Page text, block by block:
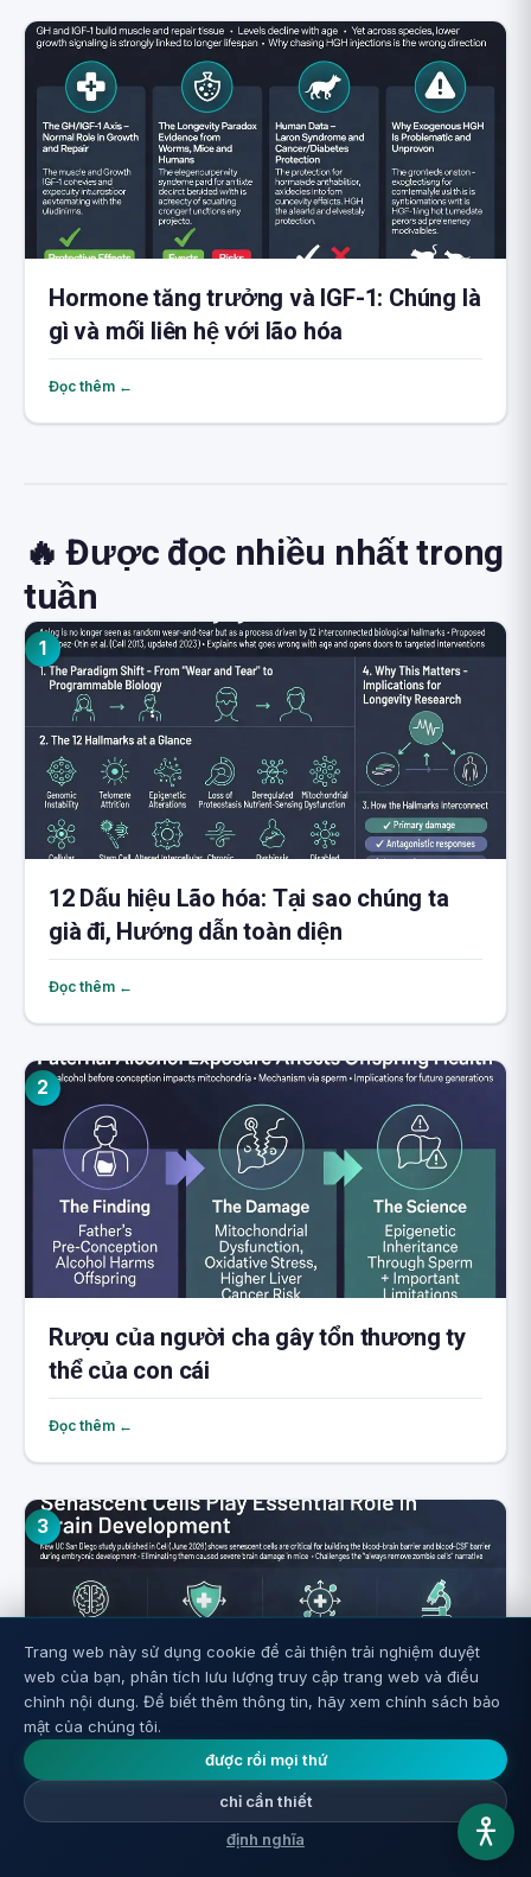
Hormone tăng trưởng và IGF-1: Chúng là
gì và mối liên hệ với lão hóa
Đọc thêm ←
🔥 Được đọc nhiều nhất trong
tuần
1
12 Dấu hiệu Lão hóa: Tại sao chúng ta
già đi, Hướng dẫn toàn diện
Đọc thêm ←
2
Rượu của người cha gây tổn thương ty
thể của con cái
Đọc thêm ←
3
Tế bào zombie trong não: Tại sao không
thể đơn giản tiêu diệt tất cả
Trang web này sử dụng cookie để cải thiện trải nghiệm duyệt
web của bạn, phân tích lưu lượng truy cập trang web và điều
chỉnh nội dung. Để biết thêm thông tin, hãy xem chính sách bảo
mật của chúng tôi.
được rồi mọi thứ
chỉ cần thiết
định nghĩa